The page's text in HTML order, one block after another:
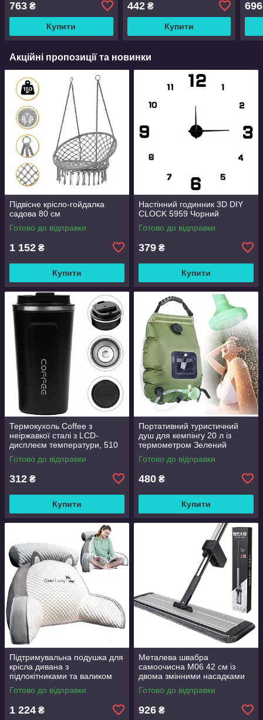
763 ₴
Купити
442₴
Купити
696
Акційні пропозиції та новинки
Підвісне крісло-гойдалка
садова 80 см
Готово до відправки
1 152 ₴
Купити
Настінний годинник 3D DIY
CLOCK 5959 Чорний
Готово до відправки
379 ₴
Купити
Термокухоль Coffee з
неіржавкої сталі з LCD-
дисплеєм температури, 510
мл Чорний
Готово до відправки
312 ₴
Купити
Портативний туристичний
душ для кемпінгу 20 л із
термометром Зелений
Готово до відправки
480 ₴
Купити
Підтримувальна подушка для
крісла дивана з
підлокітниками та валиком
Good Lucky
Готово до відправки
1 224 ₴
Металева швабра
самоочисна M06 42 см із
двома змінними насадками
Готово до відправки
926 ₴